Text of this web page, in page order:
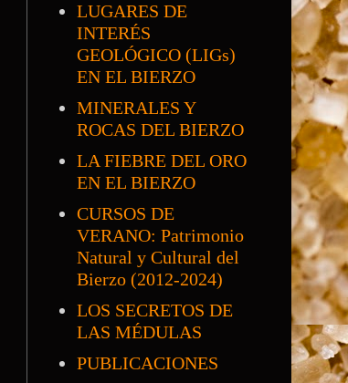
LUGARES DE
INTERÉS
GEOLÓGICO (LIGs)
EN EL BIERZO
MINERALES Y
ROCAS DEL BIERZO
LA FIEBRE DEL ORO
EN EL BIERZO
CURSOS DE
VERANO: Patrimonio
Natural y Cultural del
Bierzo (2012-2024)
LOS SECRETOS DE
LAS MÉDULAS
PUBLICACIONES